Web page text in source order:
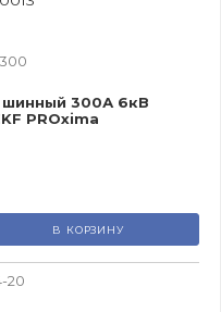
шинный 300А 6кВ
PROxima
В КОРЗИНУ
20